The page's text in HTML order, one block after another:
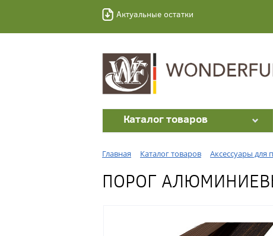
Актуальные остатки
Каталог товаров
Главная Каталог товаров Аксессуары для
ПОРОГ